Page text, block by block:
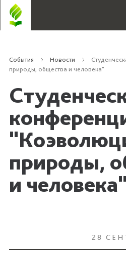
События Новости
природы, общества и человека"
природы,
и человека"
28